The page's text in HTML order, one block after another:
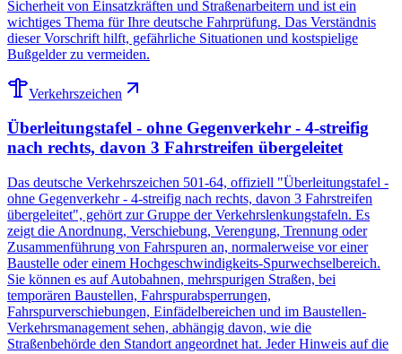
Sicherheit von Einsatzkräften und Straßenarbeitern und ist ein
wichtiges Thema für Ihre deutsche Fahrprüfung. Das Verständnis
dieser Vorschrift hilft, gefährliche Situationen und kostspielige
Bußgelder zu vermeiden.
Verkehrszeichen
Überleitungstafel - ohne Gegenverkehr - 4-streifig
nach rechts, davon 3 Fahrstreifen übergeleitet
Das deutsche Verkehrszeichen 501-64, offiziell "Überleitungstafel -
ohne Gegenverkehr - 4-streifig nach rechts, davon 3 Fahrstreifen
übergeleitet", gehört zur Gruppe der Verkehrslenkungstafeln. Es
zeigt die Anordnung, Verschiebung, Verengung, Trennung oder
Zusammenführung von Fahrspuren an, normalerweise vor einer
Baustelle oder einem Hochgeschwindigkeits-Spurwechselbereich.
Sie können es auf Autobahnen, mehrspurigen Straßen, bei
temporären Baustellen, Fahrspurabsperrungen,
Fahrspurverschiebungen, Einfädelbereichen und im Baustellen-
Verkehrsmanagement sehen, abhängig davon, wie die
Straßenbehörde den Standort angeordnet hat. Jeder Hinweis auf die